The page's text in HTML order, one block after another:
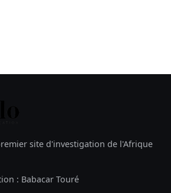
site d'investigation de l'Afrique
: Babacar Touré